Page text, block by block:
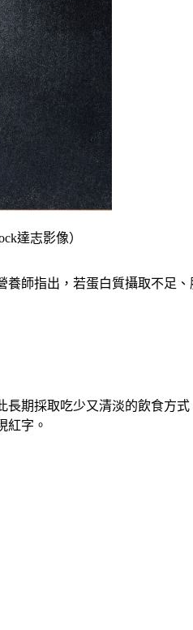
達志影像）
師指出，若蛋白質攝取不足
長期採取吃少又清淡的飲食方
紅字。